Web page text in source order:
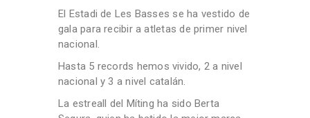
El Estadi de Les Basses se ha vestido de
gala para recibir a atletas de primer nivel
nacional.
Hasta 5 records hemos vivido, 2 a nivel
nacional y 3 a nivel catalán.
La estreall del Míting ha sido Berta